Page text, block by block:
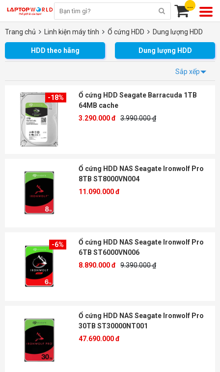
...
Trang chủ Linh kiện máy tính Ổ cứng HDD Dung lượng HDD
HDD theo hãng Dung lượng HDD
Sắp xếp
-18%
Ổ cứng HDD Seagate Barracuda 1TB
64MB cache
3.290.000 đ 3.990.000 ₫
Ổ cứng HDD NAS Seagate Ironwolf Pro
8TB ST8000VN004
11.090.000 đ
-6%
Ổ cứng HDD NAS Seagate Ironwolf Pro
6TB ST6000VN006
8.890.000 đ 9.390.000 ₫
Ổ cứng HDD NAS Seagate Ironwolf Pro
30TB ST30000NT001
47.690.000 đ